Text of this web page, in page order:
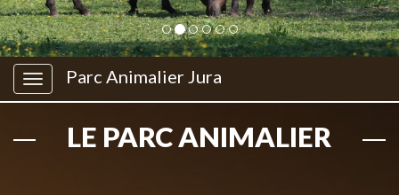
Parc Animalier Jura
LE PARC ANIMALIER